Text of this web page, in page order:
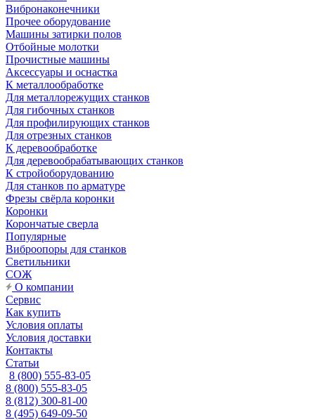
Вибронаконечники
Прочее оборудование
Машины затирки полов
Отбойные молотки
Прочистные машины
Аксeccyapы и оснастка
К металлообработке
Для металлорежущих станков
Для гибочных станков
Для профилирующих станков
Для отрезных станков
К деревообработке
Для деревообрабатывающих станков
К стройоборудованию
Для станков по арматуре
Фрезы свёрла коронки
Коронки
Корончатые сверла
Популярные
Виброопоры для станков
Светильники
СОЖ
О компании
Сервис
Как купить
Условия оплаты
Условия доставки
Контакты
Статьи
8 (800) 555-83-05
8 (800) 555-83-05
8 (812) 300-81-00
8 (495) 649-09-50